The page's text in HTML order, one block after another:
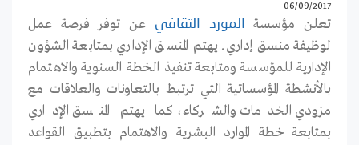
06/09/2017
تعلن مؤسسة المورد الثقافي
عن توفر فرصة عمل
لوظيفة منسق إداري. يهتم المنسق الإداري بمتابعة الشؤون
الإدارية للمؤسسة ومتابعة تنفيذ الخطة السنوية والاهتمام
بالأنشطة المؤسساتية التي ترتبط بالتعاونات والعلاقات مع
مزودي الخدمات والشركاء، كما يهتم المنسق الإداري
بمتابعة خطة الموارد البشرية والاهتمام بتطبيق القواعد